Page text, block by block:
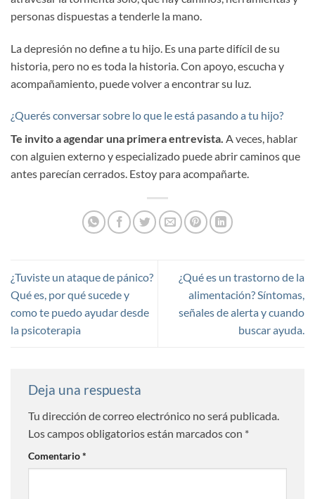
personas dispuestas a tenderle la mano.
La depresión no define a tu hijo. Es una parte difícil de su
historia, pero no es toda la historia. Con apoyo, escucha y
acompañamiento, puede volver a encontrar su luz.
¿Querés conversar sobre lo que le está pasando a tu hijo?
Te invito a agendar una primera entrevista. A veces, hablar
con alguien externo y especializado puede abrir caminos que
antes parecían cerrados. Estoy para acompañarte.
¿Tuviste un ataque de pánico?
Qué es, por qué sucede y
como te puedo ayudar desde
la psicoterapia
¿Qué es un trastorno de la
alimentación? Síntomas,
señales de alerta y cuando
buscar ayuda.
Deja una respuesta
Tu dirección de correo electrónico no será publicada.
Los campos obligatorios están marcados con *
Comentario*